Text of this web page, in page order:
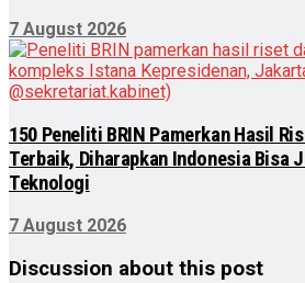
7 August 2026
150 Peneliti BRIN Pamerkan Hasil
Terbaik, Diharapkan Indonesia Bisa
Teknologi
7 August 2026
Discussion about this post